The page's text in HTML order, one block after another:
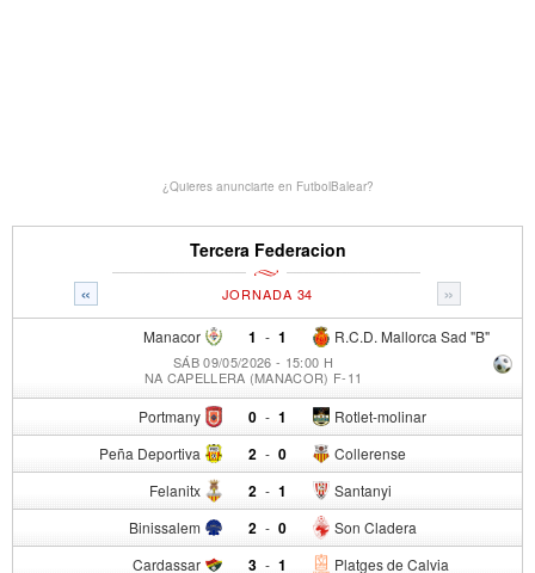
¿Quieres anunciarte en FutbolBalear?
Tercera Federacion
« »
JORNADA 34
Manacor 1 - R.C.D. Mallorca Sad "B"
1
SÁB 09/05/2026 - 15:00 H
NA CAPELLERA (MANACOR) F-11
Portmany 0 - Rotlet-molinar
1
Peña Deportiva 2 - Collerense
0
Felanitx 2 - Santanyi
1
Binissalem 2 - Son Cladera
0
Cardassar 3 - Platges de Calvia
1